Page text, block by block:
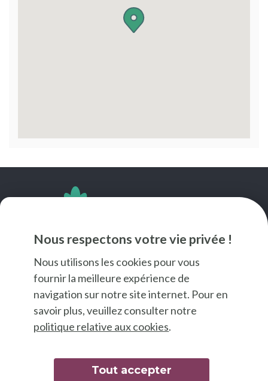
Nous respectons votre vie privée !
Nous utilisons les cookies pour vous
fournir la meilleure expérience de
navigation sur notre site internet. Pour en
savoir plus, veuillez consulter notre
politique relative aux cookies.
Tout accepter